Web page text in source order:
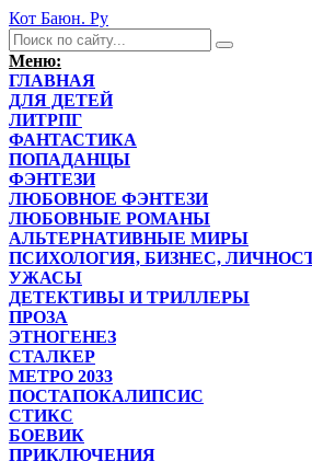
Кот Баюн. Ру
Меню:
ГЛАВНАЯ
ДЛЯ ДЕТЕЙ
ЛИТРПГ
ФАНТАСТИКА
ПОПАДАНЦЫ
ФЭНТЕЗИ
ЛЮБОВНОЕ ФЭНТЕЗИ
ЛЮБОВНЫЕ РОМАНЫ
АЛЬТЕРНАТИВНЫЕ МИРЫ
ПСИХОЛОГИЯ, БИЗНЕС,
УЖАСЫ
ДЕТЕКТИВЫ И ТРИЛЛЕРЫ
ПРОЗА
ЭТНОГЕНЕЗ
СТАЛКЕР
МЕТРО 2033
ПОСТАПОКАЛИПСИС
СТИКС
БОЕВИК
ПРИКЛЮЧЕНИЯ